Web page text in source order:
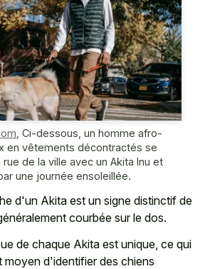
Ci-dessous, un homme afro-
en vêtements décontractés se
de la ville avec un Akita Inu et
une journée ensoleillée.
d'un Akita est un signe distinctif de
courbée sur le dos.
de chaque Akita est unique, ce qui
moyen d'identifier des chiens